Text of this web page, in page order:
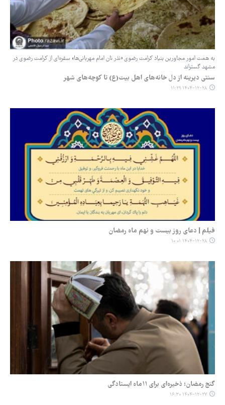
به همت امور مجاورین بنیاد کرامت رضوی «نذر نان امام مهربانی‌ها» سفره‌ای از کرامت رضوی در
مشهد گستراند
سنتی دیرینه‌ از دل خانه‌های اهل بیت(ع) تا کوچه‌های شهر
۱۴۰۴-۱۲-۲۸ ۱۱:۲۹
فیلم | دعای روز بیست و نهم ماه رمضان
۱۴۰۴-۱۲-۲۸ ۱۰:۰۱
گنج رمضان؛ ذخیره‌ای برای ۱۱ماه ایستادگی
۱۴۰۴-۱۲-۲۷ ۱۶:۳۰